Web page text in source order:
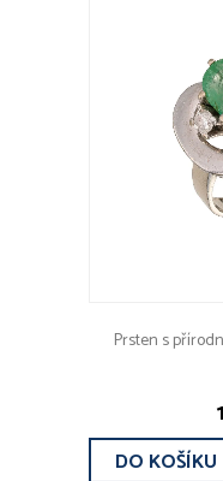
Prsten s
DO KOŠÍKU